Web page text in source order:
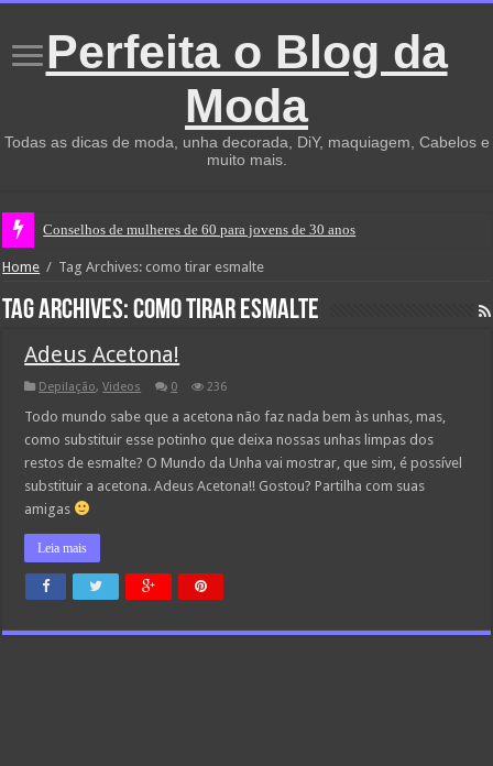
Perfeita o Blog da
Moda
Todas as dicas de moda, unha decorada, DiY, maquiagem, Cabelos e
muito mais.
Conselhos de mulheres de 60 para jovens de 30 anos
Home / Tag Archives: como tirar esmalte
Tag Archives:como tirar esmalte
Adeus Acetona!
Depilação,Videos 0 236
Todo mundo sabe que a acetona não faz nada bem às unhas, mas,
como substituir esse potinho que deixa nossas unhas limpas dos
restos de esmalte? O Mundo da Unha vai mostrar, que sim, é possível
substituir a acetona. Adeus Acetona!! Gostou? Partilha com suas
amigas
Leia mais